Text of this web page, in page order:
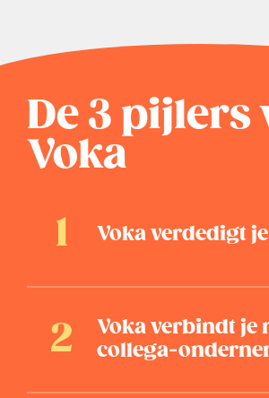
De 3 pijlers
Voka
Voka verdedigt
Voka verbindt je
collega-